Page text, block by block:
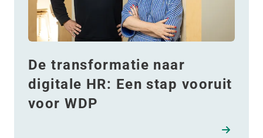
De transformatie naar
digitale HR: Een stap vooruit
voor WDP